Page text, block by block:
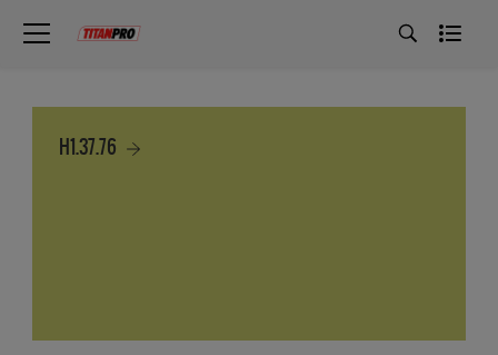
H1.37.76